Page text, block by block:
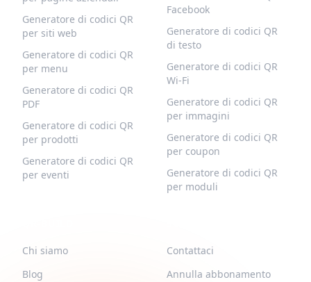
Generatore di codici QR
per siti web
Generatore di codici QR
per menu
Generatore di codici QR
PDF
Generatore di codici QR
per prodotti
Generatore di codici QR
per eventi
Facebook
Generatore di codici QR
di testo
Generatore di codici QR
Wi-Fi
Generatore di codici QR
per immagini
Generatore di codici QR
per coupon
Generatore di codici QR
per moduli
Chi siamo
Blog
Contattaci
Annulla abbonamento